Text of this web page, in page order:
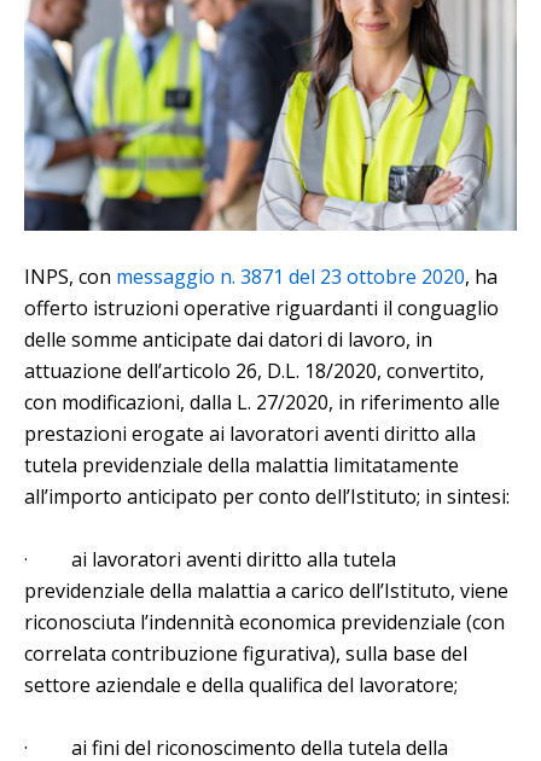
INPS, con messaggio n. 3871 del 23 ottobre 2020, ha
offerto istruzioni operative riguardanti il conguaglio
delle somme anticipate dai datori di lavoro, in
attuazione dell’articolo 26, D.L. 18/2020, convertito,
con modificazioni, dalla L. 27/2020, in riferimento alle
prestazioni erogate ai lavoratori aventi diritto alla
tutela previdenziale della malattia limitatamente
all’importo anticipato per conto dell’Istituto; in sintesi:
· ai lavoratori aventi diritto alla tutela
previdenziale della malattia a carico dell’Istituto, viene
riconosciuta l’indennità economica previdenziale (con
correlata contribuzione figurativa), sulla base del
settore aziendale e della qualifica del lavoratore;
· ai fini del riconoscimento della tutela della